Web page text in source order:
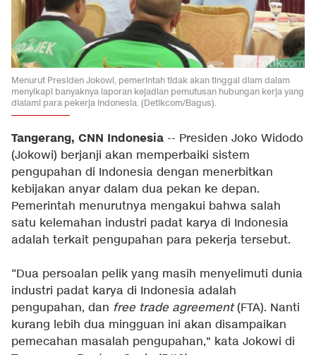
Menurut Presiden Jokowi, pemerintah tidak akan tinggal diam dalam
menyikapi banyaknya laporan kejadian pemutusan hubungan kerja yang
dialami para pekerja Indonesia. (Detikcom/Bagus).
Tangerang, CNN Indonesia -- Presiden Joko Widodo
(Jokowi) berjanji akan memperbaiki sistem
pengupahan di Indonesia dengan menerbitkan
kebijakan anyar dalam dua pekan ke depan.
Pemerintah menurutnya mengakui bahwa salah
satu kelemahan industri padat karya di Indonesia
adalah terkait pengupahan para pekerja tersebut.
“Dua persoalan pelik yang masih menyelimuti dunia
industri padat karya di Indonesia adalah
pengupahan, dan free trade agreement(FTA). Nanti
kurang lebih dua mingguan ini akan disampaikan
pemecahan masalah pengupahan," kata Jokowi di